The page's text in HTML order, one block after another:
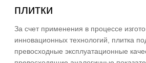
плитки
За счет применения в процессе
инновационных технологий, плитка
превосходные эксплуатационные